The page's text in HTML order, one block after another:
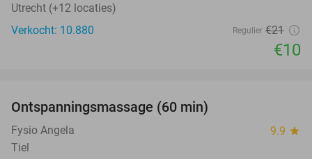
Utrecht (+12 locaties)
Verkocht: 10.880
Regulier €21
€10
Ontspanningsmassage (60 min)
Fysio Angela 9.9 star
Tiel